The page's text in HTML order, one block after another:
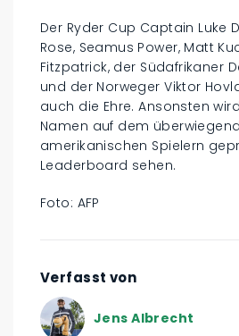
Der Ryder Cup Captain Luke
Rose, Seamus Power, Matt
Fitzpatrick, der Südafrikaner
und der Norweger Viktor
auch die Ehre. Ansonsten
Namen auf dem
amerikanischen Spielern
Leaderboard sehen.
Foto: AFP
Verfasst von
Jens Albrecht